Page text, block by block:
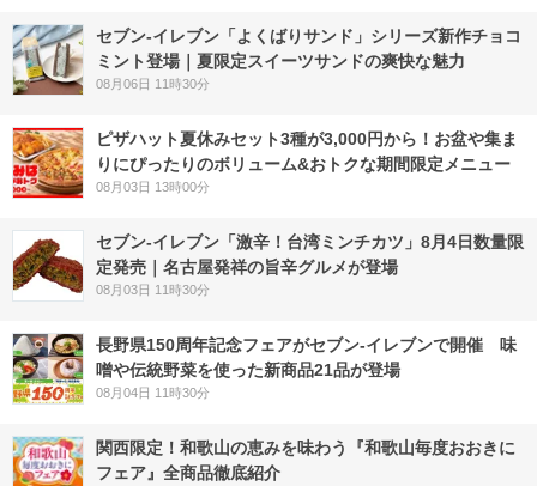
セブン‐イレブン「よくばりサンド」シリーズ新作チョコ
ミント登場｜夏限定スイーツサンドの爽快な魅力
08月06日 11時30分
ピザハット夏休みセット3種が3,000円から！お盆や集ま
りにぴったりのボリューム&おトクな期間限定メニュー
08月03日 13時00分
セブン-イレブン「激辛！台湾ミンチカツ」8月4日数量限
定発売｜名古屋発祥の旨辛グルメが登場
08月03日 11時30分
長野県150周年記念フェアがセブン-イレブンで開催 味
噌や伝統野菜を使った新商品21品が登場
08月04日 11時30分
関西限定！和歌山の恵みを味わう『和歌山毎度おおきに
フェア』全商品徹底紹介